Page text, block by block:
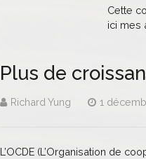
Cette
ici mes
Plus de
Richard Yung 1
L’OCDE (L’Organisation de